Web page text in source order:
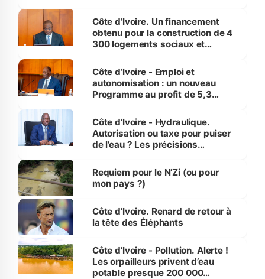
Côte d’Ivoire. Un financement
obtenu pour la construction de 4
300 logements sociaux et
et Yamoussoukro
Côte d’Ivoire - Emploi et
autonomisation : un nouveau
Programme au profit de 5,3
Côte d’Ivoire - Hydraulique.
Autorisation ou taxe pour puiser
de l’eau ? Les précisions
Requiem pour le N’Zi (ou pour
mon pays ?)
Côte d’Ivoire. Renard de retour à
la tête des Éléphants
Côte d’Ivoire - Pollution. Alerte !
Les orpailleurs privent d’eau
potable presque 200 000